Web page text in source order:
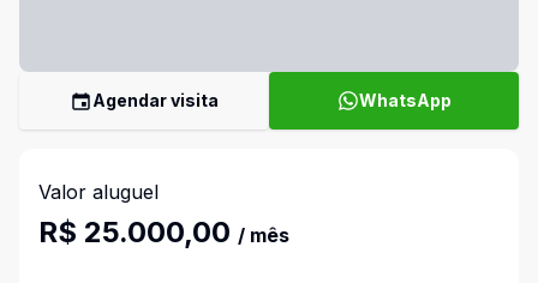
Agendar visita WhatsApp
Valor aluguel
R$ 25.000,00 / mês